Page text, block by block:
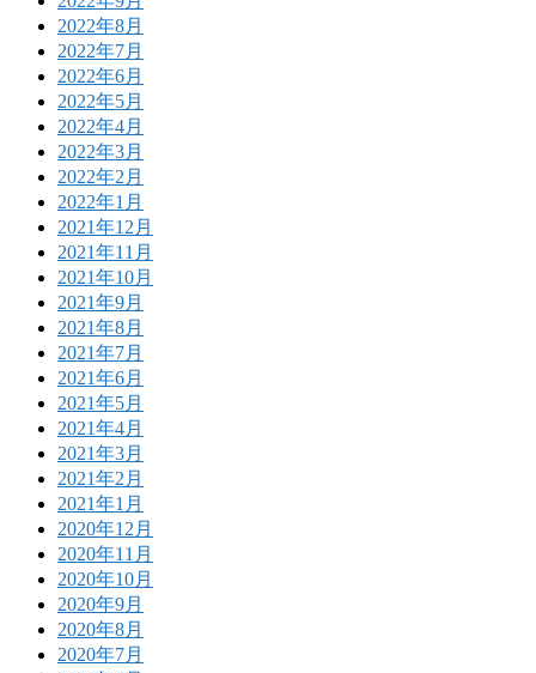
2022年8月
2022年7月
2022年6月
2022年5月
2022年4月
2022年3月
2022年2月
2022年1月
2021年12月
2021年11月
2021年10月
2021年9月
2021年8月
2021年7月
2021年6月
2021年5月
2021年4月
2021年3月
2021年2月
2021年1月
2020年12月
2020年11月
2020年10月
2020年9月
2020年8月
2020年7月